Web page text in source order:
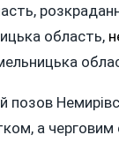
область,
позов
а